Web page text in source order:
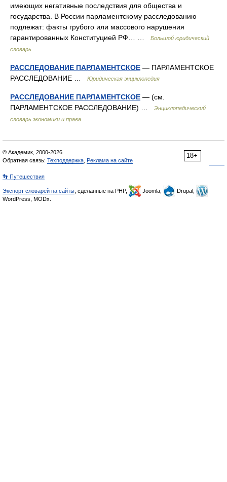
имеющих негативные последствия для общества и
государства. В России парламентскому расследованию
подлежат: факты грубого или массового нарушения
гарантированных Конституцией РФ… …
Большой юридический
словарь
РАССЛЕДОВАНИЕ ПАРЛАМЕНТСКОЕ — ПАРЛАМЕНТСКОЕ
РАССЛЕДОВАНИЕ …
Юридическая энциклопедия
РАССЛЕДОВАНИЕ ПАРЛАМЕНТСКОЕ — (см.
ПАРЛАМЕНТСКОЕ РАССЛЕДОВАНИЕ) …
Энциклопедический
словарь экономики и права
18+
© Академик, 2000-2026
Обратная связь: Техподдержка Реклама на сайте
👣 Путешествия
Экспорт словарей на сайты , сделанные на PHP, Joomla,
Drupal,
WordPress, MODx.